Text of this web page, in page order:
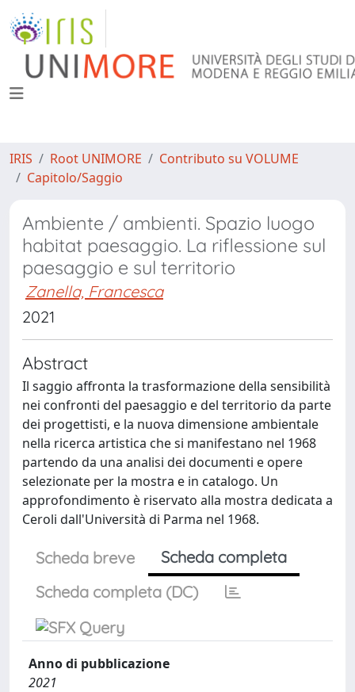
IRIS Root UNIMORE
Contributo su VOLUME
Capitolo/Saggio
Ambiente / ambienti. Spazio luogo
habitat paesaggio. La riflessione sul
paesaggio e sul territorio
Zanella, Francesca
2021
Abstract
Il saggio affronta la trasformazione della sensibilità
nei confronti del paesaggio e del territorio da parte
dei progettisti, e la nuova dimensione ambientale
nella ricerca artistica che si manifestano nel 1968
partendo da una analisi dei documenti e opere
selezionate per la mostra e in catalogo. Un
approfondimento è riservato alla mostra dedicata a
Ceroli dall'Università di Parma nel 1968.
Scheda breve
Scheda completa
Scheda completa (DC)
Anno di pubblicazione
2021